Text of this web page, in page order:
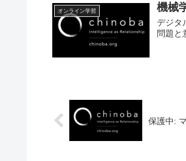
オンライン学習 機械
デジタ
問題と
保護中: